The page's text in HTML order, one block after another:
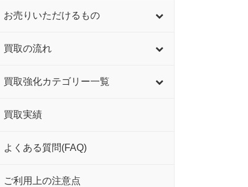
お売りいただけるもの
買取の流れ
買取強化カテゴリー一覧
買取実績
よくある質問(FAQ)
ご利用上の注意点